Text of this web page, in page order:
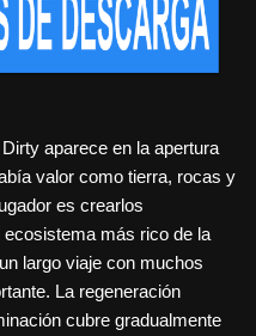
aparece en la apertura
valor como tierra, rocas y
es crearlos
más rico de la
largo viaje con muchos
La regeneración
cubre gradualmente